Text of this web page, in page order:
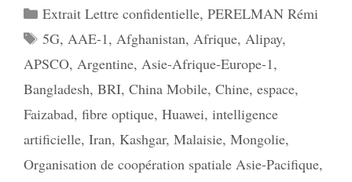
Catégories
Extrait Lettre confidentielle, PERELMAN Rémi
Étiquettes
5G, AAE-1, Afghanistan, Afrique, Alipay,
APSCO, Argentine, Asie-Afrique-Europe-1,
Bangladesh, BRI, China Mobile, Chine, espace,
Faizabad, fibre optique, Huawei, intelligence
artificielle, Iran, Kashgar, Malaisie, Mongolie,
Organisation de coopération spatiale Asie-Pacifique,